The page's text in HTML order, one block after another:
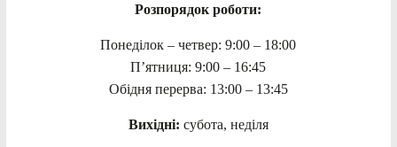
Розпорядок роботи:
Понеділок – четвер: 9:00 – 18:00
П’ятниця: 9:00 – 16:45
Обідня перерва: 13:00 – 13:45
Вихідні: субота, неділя